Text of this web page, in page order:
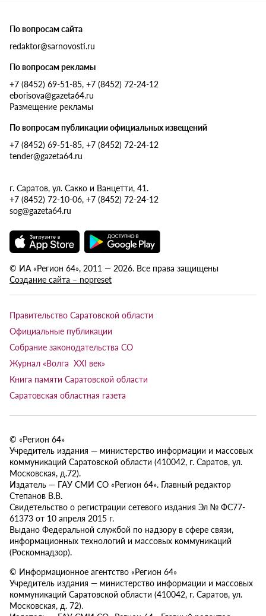
По вопросам сайта
redaktor@sarnovosti.ru
По вопросам рекламы
+7 (8452) 69-51-85, +7 (8452) 72-24-12
eborisova@gazeta64.ru
Размещение рекламы
По вопросам публикации официальных извещений
+7 (8452) 69-51-85, +7 (8452) 72-24-12
tender@gazeta64.ru
г. Саратов, ул. Сакко и Ванцетти, 41.
+7 (8452) 72-10-06, +7 (8452) 72-24-12
sog@gazeta64.ru
© ИА «Регион 64», 2011 — 2026. Все права защищены
Создание сайта – nopreset
Правительство Саратовской области
Официальные публикации
Собрание законодательства СО
Журнал «Волга XXI век»
Книга памяти Саратовской области
Саратовская областная газета
© «Регион 64»
Учредитель издания — министерство информации и массовых
коммуникаций Саратовской области (410042, г. Саратов, ул.
Московская, д.72).
Издатель — ГАУ СМИ СО «Регион 64». Главный редактор
Степанов В.В.
Свидетельство о регистрации сетевого издания Эл № ФС77-
61373 от 10 апреля 2015 г.
Выдано Федеральной службой по надзору в сфере связи,
информационных технологий и массовых коммуникаций
(Роскомнадзор).
© Информационное агентство «Регион 64»
Учредитель издания — министерство информации и массовых
коммуникаций Саратовской области (410042, г. Саратов, ул.
Московская, д. 72).